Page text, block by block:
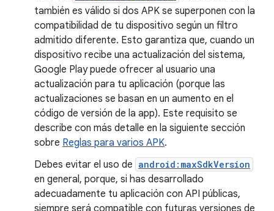
también es válido si dos APK se superponen con la
compatibilidad de tu dispositivo según un filtro
admitido diferente. Esto garantiza que, cuando un
dispositivo recibe una actualización del sistema,
Google Play puede ofrecer al usuario una
actualización para tu aplicación (porque las
actualizaciones se basan en un aumento en el
código de versión de la app). Este requisito se
describe con más detalle en la siguiente sección
sobre Reglas para varios APK.
Debes evitar el uso de android:maxSdkVersion
en general, porque, si has desarrollado
adecuadamente tu aplicación con API públicas,
siempre será compatible con futuras versiones de